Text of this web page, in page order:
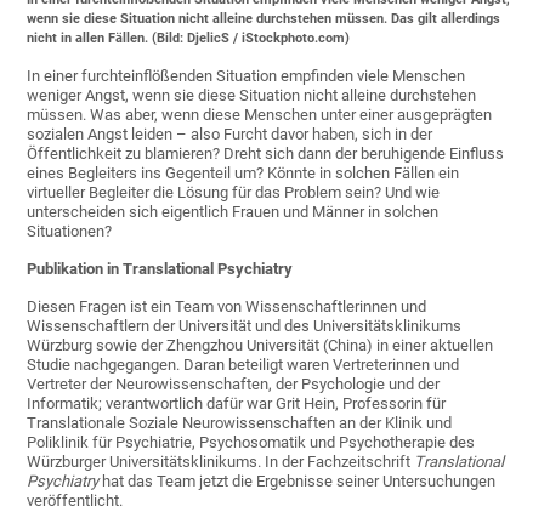
wenn sie diese Situation nicht alleine durchstehen müssen. Das gilt allerdings
nicht in allen Fällen. (Bild: DjelicS / iStockphoto.com)
In einer furchteinflößenden Situation empfinden viele Menschen
weniger Angst, wenn sie diese Situation nicht alleine durchstehen
müssen. Was aber, wenn diese Menschen unter einer ausgeprägten
sozialen Angst leiden – also Furcht davor haben, sich in der
Öffentlichkeit zu blamieren? Dreht sich dann der beruhigende Einfluss
eines Begleiters ins Gegenteil um? Könnte in solchen Fällen ein
virtueller Begleiter die Lösung für das Problem sein? Und wie
unterscheiden sich eigentlich Frauen und Männer in solchen
Situationen?
Publikation in Translational Psychiatry
Diesen Fragen ist ein Team von Wissenschaftlerinnen und
Wissenschaftlern der Universität und des Universitätsklinikums
Würzburg sowie der Zhengzhou Universität (China) in einer aktuellen
Studie nachgegangen. Daran beteiligt waren Vertreterinnen und
Vertreter der Neurowissenschaften, der Psychologie und der
Informatik; verantwortlich dafür war Grit Hein, Professorin für
Translationale Soziale Neurowissenschaften an der Klinik und
Poliklinik für Psychiatrie, Psychosomatik und Psychotherapie des
Würzburger Universitätsklinikums. In der Fachzeitschrift Translational
Psychiatry hat das Team jetzt die Ergebnisse seiner Untersuchungen
veröffentlicht.